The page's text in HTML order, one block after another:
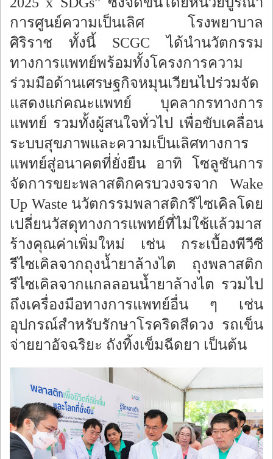
การศูนย์ความเป็นเลิศ โรงพยาบาล
ศิริราช ทั้งนี้ SCGC ได้นำนวัตกรรม
ทางการแพทย์พร้อมทั้งโครงการความ
ร่วมมือด้านเศรษฐกิจหมุนเวียนไปร่วมจัด
แสดงแก่คณะแพทย์ บุคลากรทางการ
แพทย์ รวมทั้งผู้สนใจทั่วไป เพื่อขับเคลื่อน
ระบบสุขภาพและความเป็นเลิศทางการ
แพทย์สู่อนาคตที่ยั่งยืน อาทิ โซลูชันการ
จัดการขยะพลาสติกครบวงจรจาก Wake
Up Waste นวัตกรรมพลาสติกรีไซเคิลโดย
เปลี่ยนวัสดุทางการแพทย์ที่ไม่ใช้แล้วมาส
ร้างคุณค่าเพิ่มใหม่ เช่น กระเบื้องพีวีซี
รีไซเคิลจากถุงน้ำยาล้างไต ถุงพลาสติก
รีไซเคิลจากแกลลอนน้ำยาล้างไต รวมไป
ถึงเครื่องมือทางการแพทย์อื่น ๆ เช่น
อุปกรณ์สำหรับรักษาโรคริดสีดวง รถเข็น
จ่ายยาอัจฉริยะ ถังทิ้งเข็มฉีดยา เป็นต้น